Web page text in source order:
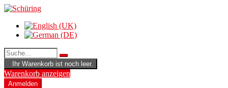
Ihr Warenkorb ist noch leer.
Warenkorb anzeigen
Anmelden